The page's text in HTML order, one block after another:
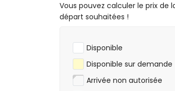
Vous pouvez calculer le prix de
départ souhaitées !
Disponible
Disponible sur demande
Arrivée non autorisée